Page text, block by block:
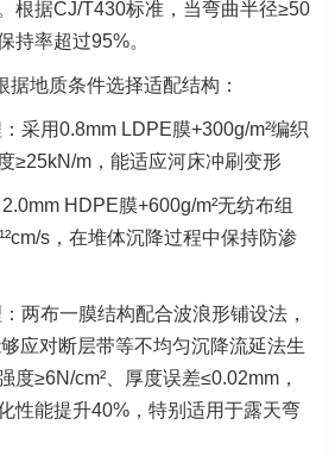
根据CJ/T430标准，当弯曲半径≥50
持率超过95%。
据地质条件选择适配结构：
采用0.8mm LDPE膜+300g/m²编织
≥25kN/m，能适应河床冲刷变形
HDPE膜+600g/m²无纺布组
s，在堆体沉降过程中保持防渗
两布一膜结构配合波浪形铺设法，
应对断层带等不均匀沉降流延法生
度≥6N/cm²、厚度误差≤0.02mm，
性能提升40%，特别适用于露天弯